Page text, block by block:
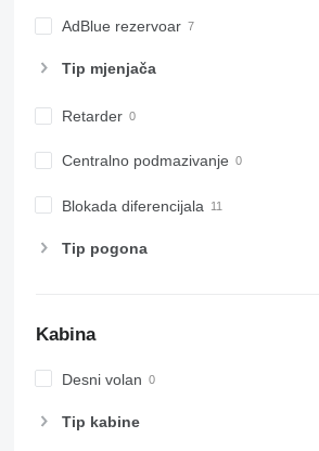
AdBlue rezervoar
Tip mјenjača
Retarder
Centralno podmazivanje
Blokada diferencijala
Tip pogona
Kabina
Desni volan
Tip kabine